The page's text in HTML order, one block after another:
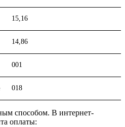
15,16
14,86
001
018
способом. В интернет-
оплаты: